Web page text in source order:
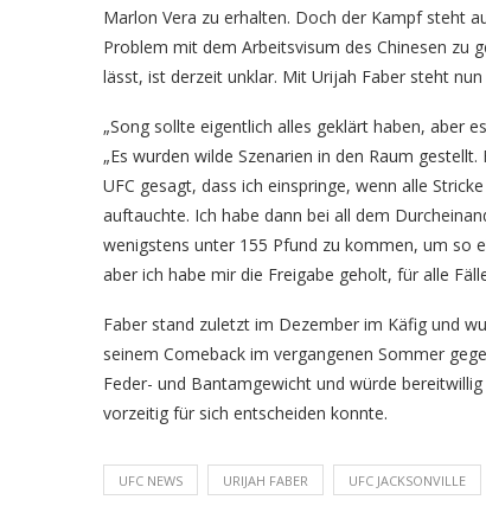
Marlon Vera zu erhalten. Doch der Kampf steht
Problem mit dem Arbeitsvisum des Chinesen zu
lässt, ist derzeit unklar. Mit Urijah Faber steht
„Song sollte eigentlich alles geklärt haben, aber
„Es wurden wilde Szenarien in den Raum
UFC gesagt, dass ich einspringe, wenn alle
auftauchte. Ich habe dann bei all dem
wenigstens unter 155 Pfund zu kommen, um so
aber ich habe mir die Freigabe geholt, für alle
Faber stand zuletzt im Dezember im Käfig und
seinem Comeback im vergangenen Sommer
Feder- und Bantamgewicht und würde
vorzeitig für sich entscheiden konnte.
UFC NEWS URIJAH FABER UFC JACKSONVILLE